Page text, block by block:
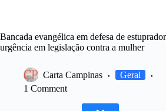
Bancada evangélica em defesa de
urgência em legislação contra a mulher
Carta Campinas
Geral
1 Comment